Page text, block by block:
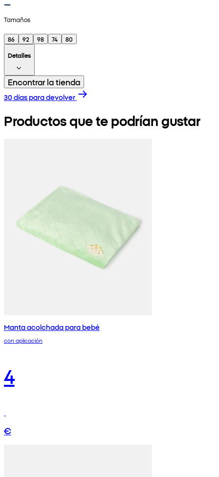
Tamaños
86 92 98 74
80
Detalles
Encontrar la tienda
30 días para devolver
Productos que te podrían gustar
Manta acolchada para bebé
con aplicación
4
€